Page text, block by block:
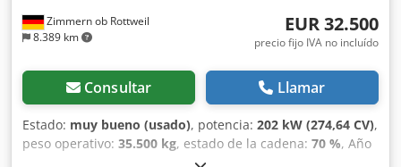
Zimmern ob Rottweil
8.389 km
EUR 32.500
precio fijo IVA no incluído
Consultar Llamar
Estado: muy bueno (usado), potencia: 202 kW (274,64 CV),
peso operativo: 35.500 kg, estado de la cadena: 70 %, Año
, horas de funcionamiento: